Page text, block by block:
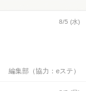
8/5 (水)
編集部（協力：eステ）